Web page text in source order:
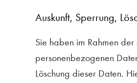
Auskunft, Sperrung,
Sie haben im Rahmen
personenbezogenen
Löschung dieser Daten.